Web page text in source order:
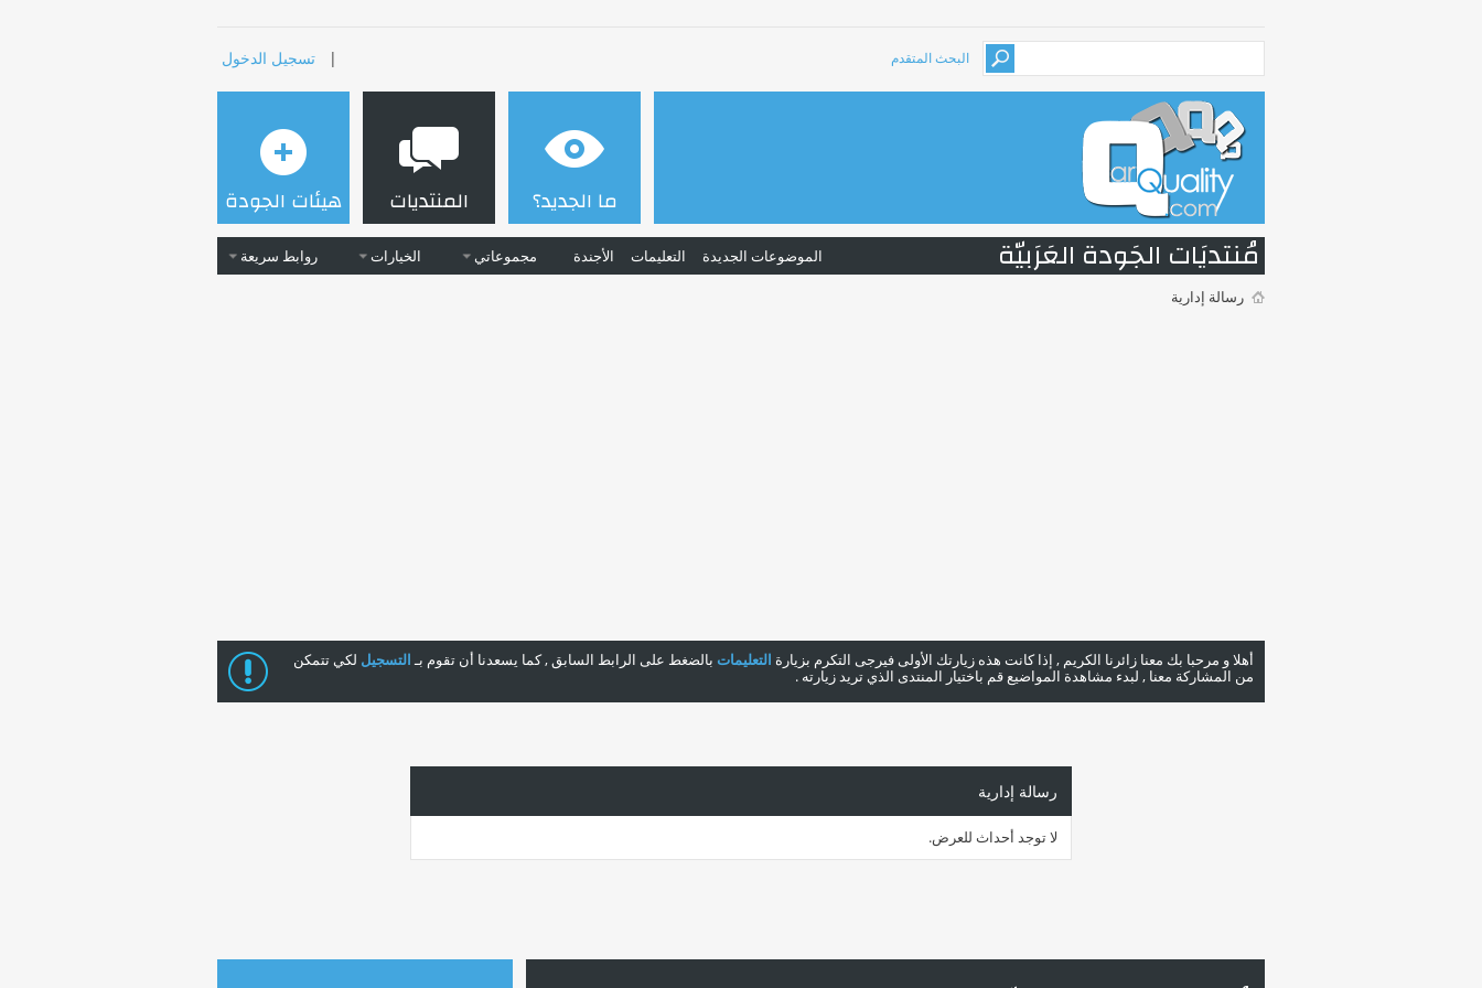
البحث المتقدم | تسجيل الدخول
ما الجديد؟ المنتديات
الموضوعات الجديدة التعليمات الأجندة مجموعاتي الخيارات روابط سريعة
هيئات الجودة
مُنتديَات الجَودة العَرَبيّة
رسالة إدارية
أهلا و مرحبا بك معنا زائرنا الكريم , إذا كانت هذه زيارتك الأولى فيرجى التكرم بزيارة التعليمات بالضغط على الرابط السابق , كما يسعدنا أن تقوم بـالتسجيل لكي تتمكن
من المشاركة معنا , لبدء مشاهدة المواضيع قم باختيار المنتدى الذي تريد زيارته .
رسالة إدارية
لا توجد أحداث للعرض.